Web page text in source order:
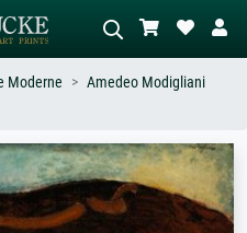
Beschreiben Sie die Szene – z.B. Grüne
Wiese, Abstrakt mit viel Rot, Dunkles
Ölgemälde, Stehender Akt neben einem
Baum.
Moderne
Amedeo Modigliani